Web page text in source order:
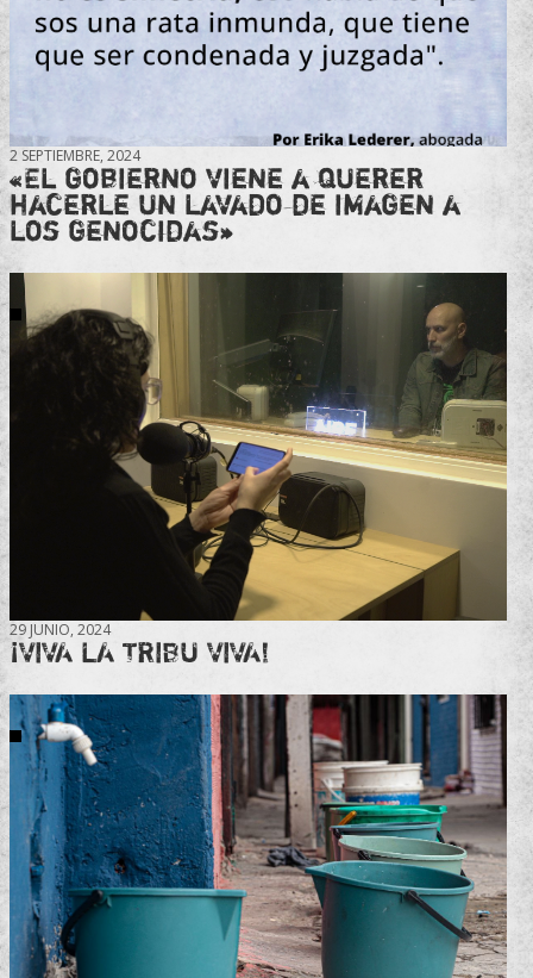
2 SEPTIEMBRE, 2024
«El gobierno viene a querer
hacerle un lavado de imagen a
los genocidas»
29 JUNIO, 2024
¡VIVA LA TRIBU VIVA!